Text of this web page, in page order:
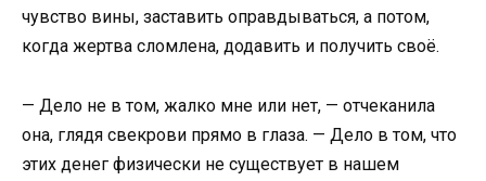
чувство вины, заставить оправдываться, а потом,
когда жертва сломлена, додавить и получить своё.
— Дело не в том, жалко мне или нет, — отчеканила
она, глядя свекрови прямо в глаза. — Дело в том, что
этих денег физически не существует в нашем